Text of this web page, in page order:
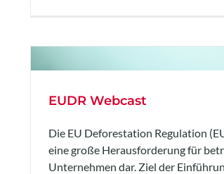
EUDR Webcast
Die EU Deforestation Regulation
eine große Herausforderung für
Unternehmen dar. Ziel der